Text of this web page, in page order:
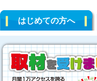
はじめての方へ